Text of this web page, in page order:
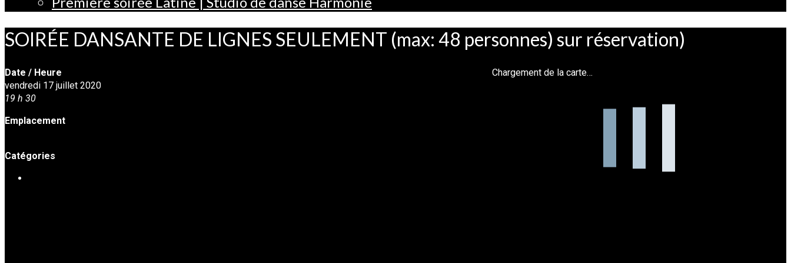
SOIRÉE DANSANTE DE LIGNES SEULEMENT (max: 48 personnes) sur réservation)
Chargement de la carte…
Date / Heure
vendredi 17 juillet 2020
19 h 30
Emplacement
Catégories